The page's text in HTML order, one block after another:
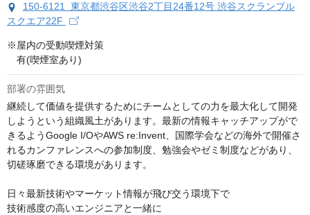
150-6121 東京都渋谷区渋谷2丁目24番12号 渋谷スクランブル
スクエア22F
※屋内の受動喫煙対策
有(喫煙室あり)
部署の雰囲気
継続して価値を提供するためにチームとしての力を最大化して開発
しようという組織風土があります。最新の情報キャッチアップがで
きるようGoogle I/OやAWS re:Invent、国際学会などの海外で開催さ
れるカンファレンスへの参加制度、勉強会やゼミ制度などがあり、
切磋琢磨できる環境があります。
日々最新技術やマーケット情報が飛び交う環境下で
技術感度の高いエンジニアと一緒に